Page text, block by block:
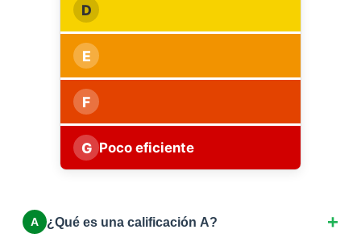
D
E
F
G Poco eficiente
A ¿Qué es una calificación A?